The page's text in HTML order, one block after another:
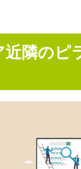
近隣のピ